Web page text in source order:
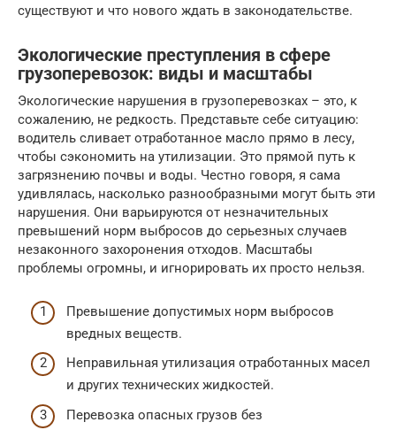
существуют и что нового ждать в законодательстве.
Экологические преступления в сфере
грузоперевозок: виды и масштабы
Экологические нарушения в грузоперевозках – это, к
сожалению, не редкость. Представьте себе ситуацию:
водитель сливает отработанное масло прямо в лесу,
чтобы сэкономить на утилизации. Это прямой путь к
загрязнению почвы и воды. Честно говоря, я сама
удивлялась, насколько разнообразными могут быть эти
нарушения. Они варьируются от незначительных
превышений норм выбросов до серьезных случаев
незаконного захоронения отходов. Масштабы
проблемы огромны, и игнорировать их просто нельзя.
Превышение допустимых норм выбросов
вредных веществ.
Неправильная утилизация отработанных масел
и других технических жидкостей.
Перевозка опасных грузов без